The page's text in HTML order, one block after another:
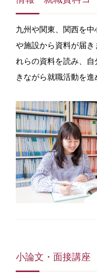
九州や関東、関西を
や施設から資料が届
れらの資料を読み、
きながら就職活動を進
小論文・面接講座